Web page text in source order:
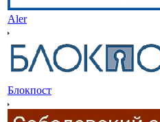
Aler
Блокпост